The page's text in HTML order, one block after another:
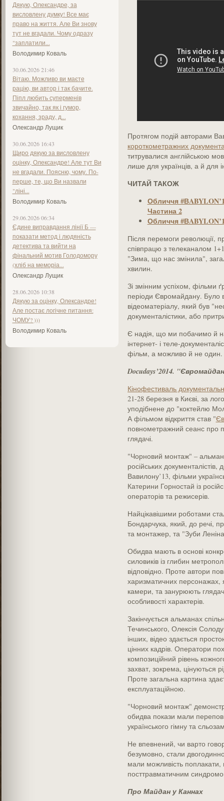
Дякую, Олександре, за
висловлену думку! Все має
право на життя. Але Ви знову
тут не вгадали. Чому одразу
"заплатили...
Володимир Коваль
30.06.2026 21:46
Вітаю. Можливо ви маєте
рацію, ви автор і так бачите.
Піпл любить суперменів
звичайно, так як і гумор,
кохання, зраду, д...
Олександр Лущик
30.06.2026 16:43
Щиро дякую за висловлену
оцінку, Олександре! Але тут Ви
не вгадали. Поясню, чому. По-
перше, те, що Ви назвали
"ліні...
Володимир Коваль
29.06.2026 06:34
Єдине виправдання лінії Б —
показати метод і людяність
детектива та вийти на
фінальний мотив Голодомору
(хліб на меморіа...
Олександр Лущик
28.06.2026 10:38
Дякую за оцінку, Олександре!
Але постає логічне питання:
ЧОМУ? )))
Володимир Коваль
Протягом подій авторами
короткометражних
титрувалися англійською
лише для українців, а й для
ЧИТАЙ ТАКОЖ
Обличчя
Частина 2
Обличчя
Після перемоги революції,
співпрацю з телеканалом
"Зима, що нас змінила",
хвилин.
Зі змінним успіхом, фільми
періоди Євромайдану. Було
відеоматеріалу, який був
документалістики, або
Є надія, що ми побачимо й
інтернет- і теле-
фільм, а можливо й не один.
Docudays’2014.
Кінофестиваль
21-28 березня в Києві, за
уподібнене до "коктейлю
А фільмом відкриття став "
повнометражний сеанс про
глядачі.
"Чорновий монтаж" –
російських
Вавилону’13, фільми
Катерини Горностай із
операторів та режисерів.
Найцікавішими роботами
Бондарчука, який, до речі,
та монтажер, та "Зуби
Обидва мають в основі
силовиків із глибин
відповідно. Проте автори
харизматичних персонажах,
камери, та занурюють
особливості характерів.
Закінчується альманах
Течинського, Олексія
інших, відео здається
цінних кадрів. Оператори
композиційний рівень
захват, зокрема, цінуються
Проте загальна картина
експлуатаційною.
"Чорновий монтаж"
обидва покази мали
українського гімну та
Не впевнений, чи варто
безумовно, стали
мали можливість поплакати,
посттравматичним
Про Майдан у Каннах